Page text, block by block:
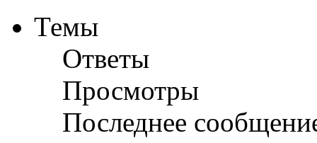
Темы
Ответы
Просмотры
Последнее